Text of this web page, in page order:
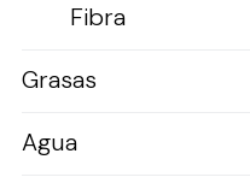
Fibra
Grasas
Agua